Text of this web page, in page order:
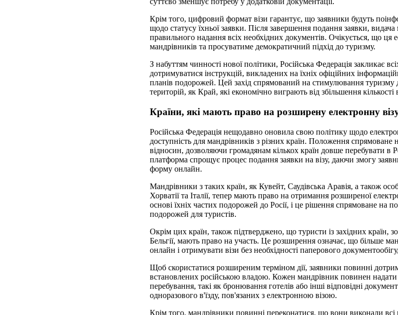
Крім того, цифровий формат візи гарантує, що заявники будуть
щодо статусу їхньої заявки. Після завершення подання заявки,
правильного надання всіх необхідних документів. Очікується, що ця
мандрівників та просуватиме демократичний підхід до туризму.
З набуттям чинності нової політики, Російська Федерація закликає
дотримуватися інструкцій, викладених на їхніх офіційних
планів подорожей. Цей захід спрямований на стимулювання туризму
територій, як Край, які економічно виграють від збільшення кількості
Країни, які мають право на розширену електронну
Російська Федерація нещодавно оновила свою політику щодо
доступність для мандрівників з різних країн. Положення
відносин, дозволяючи громадянам кількох країн довше перебувати в
платформа спрощує процес подання заявки на візу, даючи змогу
форму онлайн.
Мандрівники з таких країн, як Кувейт, Саудівська Аравія, а також
Хорватії та Італії, тепер мають право на отримання розширеної
основі їхніх частих подорожей до Росії, і це рішення спрямоване на
подорожей для туристів.
Окрім цих країн, також підтверджено, що туристи із західних країн,
Бельгії, мають право на участь. Це розширення означає, що більше
онлайн і отримувати візи без необхідності паперового
Щоб скористатися розширеним терміном дії, заявники повинні
встановлених російською владою. Кожен мандрівник повинен надати
перебування, такі як бронювання готелів або інші відповідні
одноразового в'їзду, пов'язаних з електронною візою.
Крім того, мандрівники повинні переконатися, що вони виконали всі